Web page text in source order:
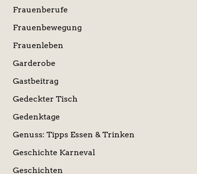
Frauenberufe
Frauenbewegung
Frauenleben
Garderobe
Gastbeitrag
Gedeckter Tisch
Gedenktage
Genuss: Tipps Essen & Trinken
Geschichte Karneval
Geschichten